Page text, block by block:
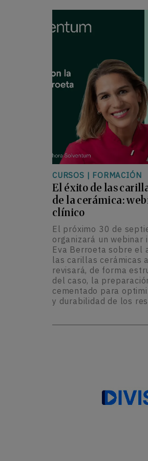
CURSOS | FORMACIÓN
El éxito de las
de la cerámica:
clínico
El próximo 30 de
organizará un webinar
Eva Berroeta sobre el
las carillas cerámicas
revisará, de forma
del caso, la
cementado para
y durabilidad de los